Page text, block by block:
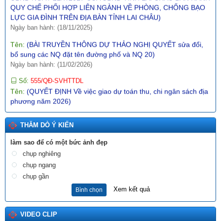
LỰC GIA ĐÌNH TRÊN ĐỊA BÀN TỈNH LAI CHÂU)
Ngày ban hành: (18/11/2025)
bổ sung các NQ đặt tên đường phố và NQ 20)
Ngày ban hành: (11/02/2026)
Tên:(QUYẾT ĐỊNH Về việc giao dự toán thu, chi ngân sách địa
phương năm 2026)
Ngày ban hành: (31/12/2025)
Số:289/2025/NĐ-CP
Tên:
197/2025/QH15 ngày 17 tháng 5 năm 2025 của Quốc hội về
một số cơ chế, chính sách đặc biệt tạo đột phá trong xây dựng
Ngày ban hành: (10/12/2025)
1987/SVHTTDL-VP
(V/v định hướng nội dung phổ biến, giáo dục pháp luật
tháng 6 năm 2026)
Ngày ban hành: (03/06/2026)
THĂM DÒ Ý KIẾN
làm sao để có một bức ảnh đẹp
chụp nghiêng
chụp ngang
chụp gần
Bình chọn Xem kết quả
VIDEO CLIP